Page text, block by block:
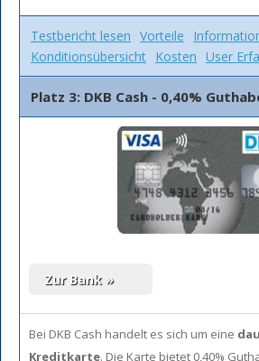
Testbericht lesen Vorteile
Konditionsübersicht Kosten User
Platz 3: DKB Cash - 0,40%
Bei DKB Cash handelt es sich um eine
Kreditkarte. Die Karte bietet 0,40%